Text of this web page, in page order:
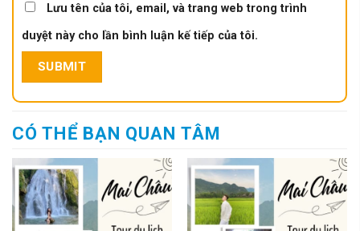
Lưu tên của tôi, email, và trang web trong trình
duyệt này cho lần bình luận kế tiếp của tôi.
CÓ THỂ BẠN QUAN TÂM